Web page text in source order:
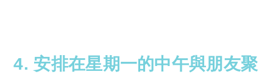
4. 安排在星期一的中午與朋友聚